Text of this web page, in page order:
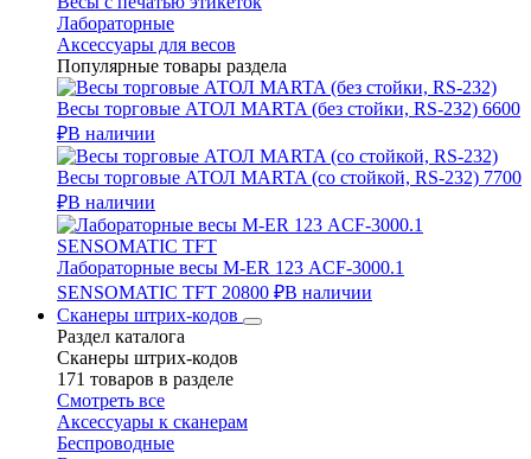
Лабораторные
Аксессуары для весов
Популярные товары раздела
Весы торговые АТОЛ MARTA (без стойки, RS-232) 6600
₽В наличии
Весы торговые АТОЛ MARTA (со стойкой, RS-232) 7700
₽В наличии
Лабораторные весы M-ER 123 АCF-3000.1
SENSOMATIC TFT 20800 ₽В наличии
Сканеры штрих-кодов
Раздел каталога
Сканеры штрих-кодов
171 товаров в разделе
Смотреть все
Аксессуары к сканерам
Беспроводные